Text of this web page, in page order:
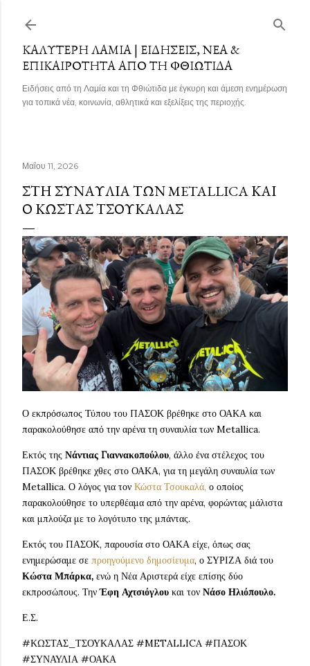
ΚΑΛΎΤΕΡΗ ΛΑΜΊΑ | ΕΙΔΉΣΕΙΣ, ΝΈΑ &
ΕΠΙΚΑΙΡΌΤΗΤΑ ΑΠΌ ΤΗ ΦΘΙΏΤΙΔΑ
Ειδήσεις από τη Λαμία και τη Φθιώτιδα με έγκυρη και άμεση ενημέρωση
για τοπικά νέα, κοινωνία, αθλητικά και εξελίξεις της περιοχής.
Μαΐου 11, 2026
ΣΤΗ ΣΥΝΑΥΛΊΑ ΤΩΝ METALLICA ΚΑΙ
Ο ΚΏΣΤΑΣ ΤΣΟΥΚΑΛΆΣ
Ο εκπρόσωπος Τύπου του ΠΑΣΟΚ βρέθηκε στο ΟΑΚΑ και
παρακολούθησε από την αρένα τη συναυλία των Metallica.
Εκτός της Νάντιας Γιαννακοπούλου, άλλο ένα στέλεχος του
ΠΑΣΟΚ βρέθηκε χθες στο ΟΑΚΑ, για τη μεγάλη συναυλία των
Metallica. Ο λόγος για τον Κώστα Τσουκαλά, ο οποίος
παρακολούθησε το υπερθέαμα από την αρένα, φορώντας μάλιστα
και μπλούζα με το λογότυπο της μπάντας.
Εκτός του ΠΑΣΟΚ, παρουσία στο ΟΑΚΑ είχε, όπως σας
ενημερώσαμε σε προηγούμενο δημοσίευμα, ο ΣΥΡΙΖΑ διά του
Κώστα Μπάρκα, ενώ η Νέα Αριστερά είχε επίσης δύο
εκπροσώπους. ΤηνΈφη Αχτσιόγλου και τον Νάσο Ηλιόπουλο.
Ε.Σ.
#ΚΩΣΤΑΣ_ΤΣΟΥΚΑΛΑΣ #METALLICA #ΠΑΣΟΚ
#ΣΥΝΑΥΛΙΑ #ΟΑΚΑ